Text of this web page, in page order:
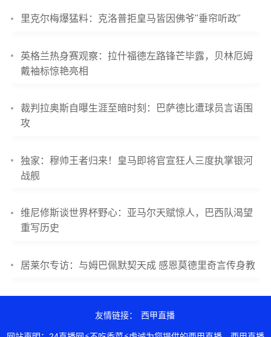
里克尔梅爆猛料：克洛普拒皇马皆因佛爷"垂帘听政"
英格兰热身赛观察：拉什福德左路锋芒毕露，贝林厄姆
戴袖标惊艳亮相
裁判拉奥斯自曝生涯至暗时刻：巴萨德比遭球员言语围
攻
独家：穆帅王者归来！皇马即将官宣狂人三度执掌银河
战舰
维尼修斯谈世界杯野心：亚马尔天赋惊人，巴西队渴望
重写历史
居莱尔专访：与姆巴佩默契天成 感恩莫德里奇言传身教
友情链接： 西甲直播